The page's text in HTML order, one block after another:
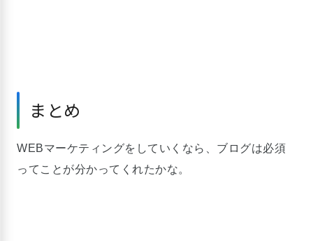
まとめ
WEBマーケティングをしていくなら、ブログは必須
ってことが分かってくれたかな。